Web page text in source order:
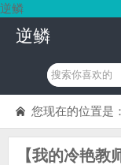
逆鳞
逆鳞
您现在的位置是：
【我的冷艳